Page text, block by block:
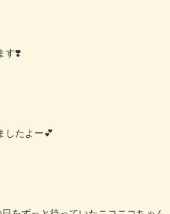
す❣️
したよー💕